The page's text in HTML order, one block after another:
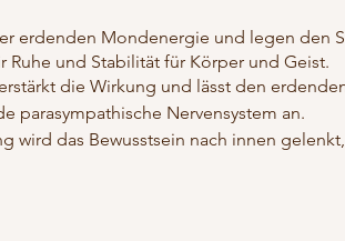
erdenden Mondenergie und legen den
Ruhe und Stabilität für Körper und Geist.
die Wirkung und lässt den
parasympathische Nervensystem an.
wird das Bewusstsein nach innen